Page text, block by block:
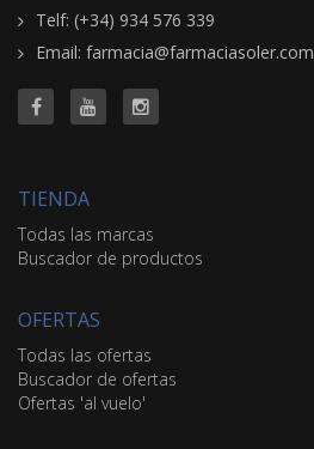
Telf: (+34) 934 576 339
Email: farmacia@farmaciasoler.com
TIENDA
Todas las marcas
Buscador de productos
OFERTAS
Todas las ofertas
Buscador de ofertas
Ofertas 'al vuelo'